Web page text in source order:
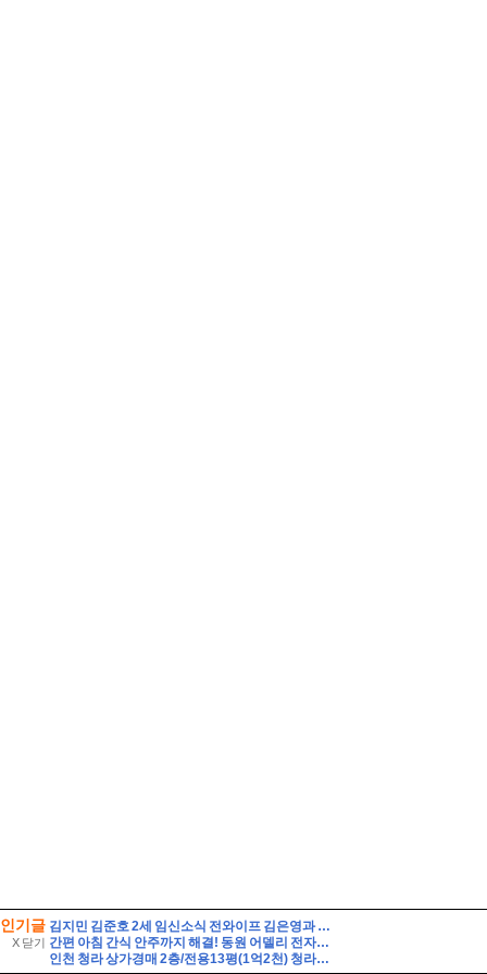
인기글
X 닫기
김지민 김준호 2세 임신소식 전와이프 김은영과 자녀는?
간편 아침 간식 안주까지 해결! 동원 어델리 전자레인지 40초면 끝
인천 청라 상가경매 2층/전용13평(1억2천) 청라3동행정복지센터인근 청라레이크봄 2층 미용실점포상가 유찰3회 인천청라상가 법원경매 매물건]